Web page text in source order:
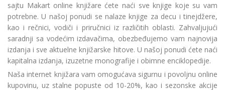
sajtu Makart online knjižare ćete naći sve knjige koje su vam
potrebne. U našoj ponudi se nalaze knjige za decu i tinejdžere,
kao i rečnici, vodiči i priručnici iz različitih oblasti. Zahvaljujući
saradnji sa vodećim izdavačima, obezbeđujemo vam najnovija
izdanja i sve aktuelne knjižarske hitove. U našoj ponudi ćete naći
kapitalna izdanja, izuzetne monografije i obimne enciklopedije.
Naša internet knjižara vam omogućava sigurnu i povoljnu online
kupovinu, uz stalne popuste od 10-20%, kao i sezonske akcije